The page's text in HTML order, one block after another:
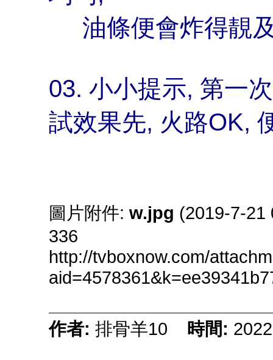
油條便會炸得靚
03. 小小提示, 第一
試效果先, 火路OK,
圖片附件: w.jpg (2019-7-21
336
http://tvboxnow.com/
作者: 排骨羊10 時間: